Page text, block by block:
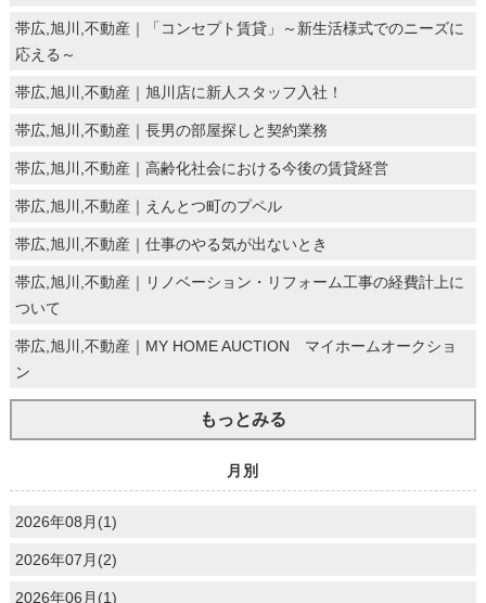
帯広,旭川,不動産｜「コンセプト賃貸」～新生活様式でのニーズに
応える～
帯広,旭川,不動産｜旭川店に新人スタッフ入社！
帯広,旭川,不動産｜長男の部屋探しと契約業務
帯広,旭川,不動産｜高齢化社会における今後の賃貸経営
帯広,旭川,不動産｜えんとつ町のプペル
帯広,旭川,不動産｜仕事のやる気が出ないとき
帯広,旭川,不動産｜リノベーション・リフォーム工事の経費計上に
ついて
帯広,旭川,不動産｜MY HOME AUCTION マイホームオークショ
ン
もっとみる
月別
2026年08月(1)
2026年07月(2)
2026年06月(1)